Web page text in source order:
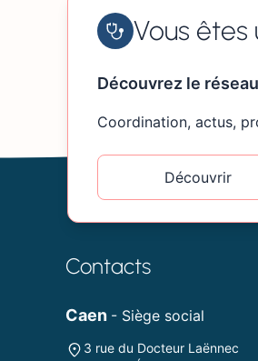
Vous êtes
Découvrez le
Coordination, actus,
Découvrir
Contacts
Caen - Siège social
3 rue du Docteur Laënnec